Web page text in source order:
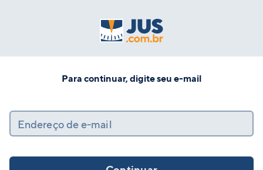
Para continuar, digite seu e-mail
Endereço de e-mail